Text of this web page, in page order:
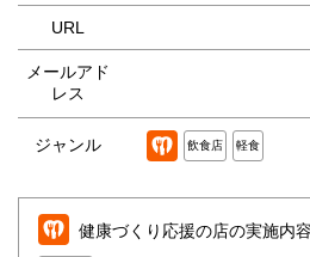
URL
メールアド
レス
ジャンル 飲食店 軽食
健康づくり応援の店の実施内容